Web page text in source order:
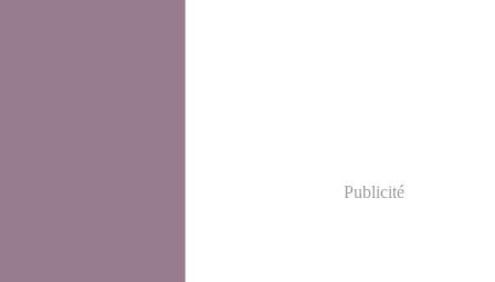
Publicité